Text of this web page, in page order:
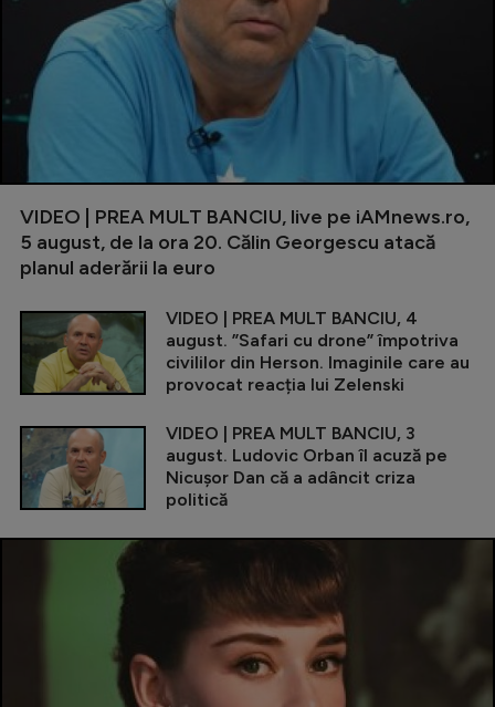
VIDEO | PREA MULT BANCIU, live pe iAMnews.ro,
5 august, de la ora 20. Călin Georgescu atacă
planul aderării la euro
VIDEO | PREA MULT BANCIU, 4
august. ”Safari cu drone” împotriva
civililor din Herson. Imaginile care au
provocat reacția lui Zelenski
VIDEO | PREA MULT BANCIU, 3
august. Ludovic Orban îl acuză pe
Nicușor Dan că a adâncit criza
politică